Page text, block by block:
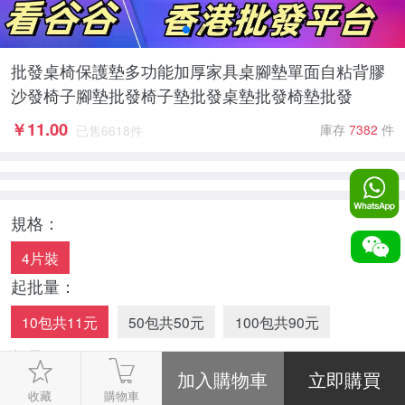
批發桌椅保護墊多功能加厚家具桌腳墊單面自粘背膠
沙發椅子腳墊批發椅子墊批發桌墊批發椅墊批發
￥11.00 已售 6618件 庫存 7382 件
規格：
4片裝
起批量：
10包共11元 50包共50元 100包共90元
數量：
-
+
收藏 購物車